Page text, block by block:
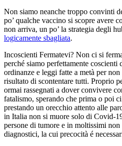
Non siamo neanche troppo convinti
po’ qualche vaccino si scopre avere
non arriva, un po’ la strategia degli
logicamente sbagliata.
Incoscienti Fermatevi? Non ci si
perché siamo perfettamente coscienti
ordinanze e leggi fatte a metà per
risultato di scontentare tutti. Proprio
ormai rassegnati a dover convivere
fatalismo, sperando che prima o poi
prestando un orecchio attento alle
in Italia non si muore solo di Covid-
persone di tumore e in moltissimi
diagnostici, la cui precocità é